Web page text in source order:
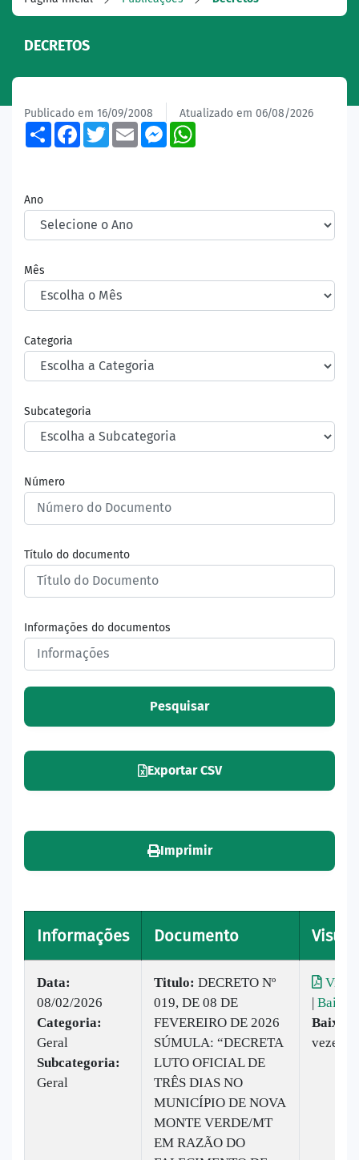
DECRETOS
Publicado em 16/09/2008 Atualizado em 06/08/2026
ShareFacebook
TwitterEmailMessenger
Ano
Mês
Categoria
Subcategoria
Número
Título do documento
Informações do documentos
Pesquisar
Exportar CSV
Imprimir
Informações Documento
Data:
08/02/2026
Categoria:
Geral
Subcategoria:
Geral
Titulo: DECRETO Nº
019, DE 08 DE
FEVEREIRO DE 2026
SÚMULA: “DECRETA
LUTO OFICIAL DE
TRÊS DIAS NO
MUNICÍPIO DE NOVA
MONTE VERDE/MT
EM RAZÃO DO
| Baixar
vezes